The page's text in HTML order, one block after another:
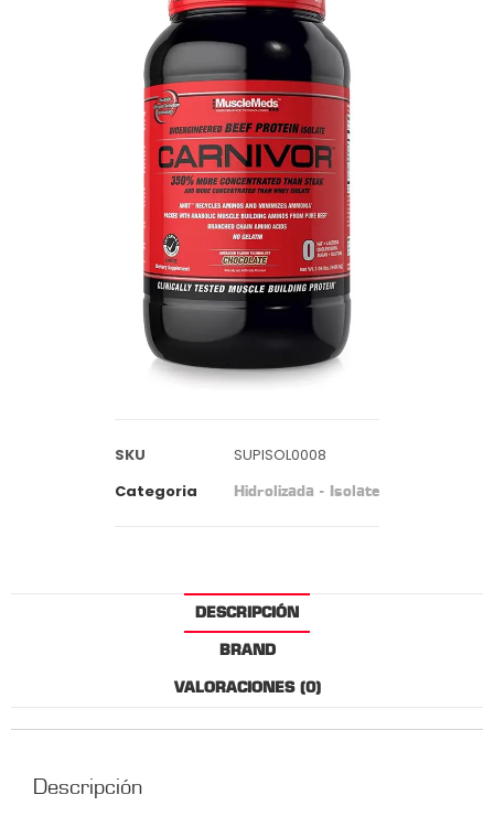
SKU
SUPISOL0008
Categoria
Hidrolizada - Isolate
DESCRIPCIÓN
BRAND
VALORACIONES (0)
Descripción